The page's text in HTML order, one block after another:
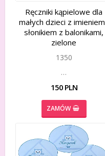
Ręczniki kąpielowe dla
małych dzieci z
słonikiem z balonikami,
zielone
1350
…
150 PLN
ZAMÓW